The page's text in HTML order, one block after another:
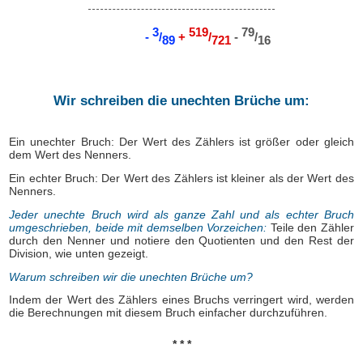
- 3/89 + 519/721 - 79/16
Wir schreiben die unechten Brüche um:
Ein unechter Bruch: Der Wert des Zählers ist größer oder gleich
dem Wert des Nenners.
Ein echter Bruch: Der Wert des Zählers ist kleiner als der Wert des
Nenners.
Jeder unechte Bruch wird als ganze Zahl und als echter Bruch
umgeschrieben, beide mit demselben Vorzeichen: Teile den Zähler
durch den Nenner und notiere den Quotienten und den Rest der
Division, wie unten gezeigt.
Warum schreiben wir die unechten Brüche um?
Indem der Wert des Zählers eines Bruchs verringert wird, werden
die Berechnungen mit diesem Bruch einfacher durchzuführen.
* * *